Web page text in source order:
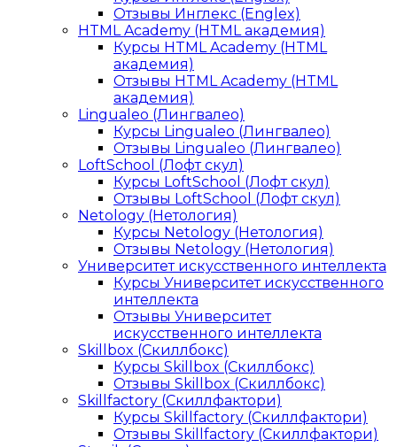
Отзывы Инглекс (Englex)
HTML Academy (HTML академия)
Курсы HTML Academy (HTML
академия)
Отзывы HTML Academy (HTML
академия)
Lingualeo (Лингвалео)
Курсы Lingualeo (Лингвалео)
Отзывы Lingualeo (Лингвалео)
LoftSchool (Лофт скул)
Курсы LoftSchool (Лофт скул)
Отзывы LoftSchool (Лофт скул)
Netology (Нетология)
Курсы Netology (Нетология)
Отзывы Netology (Нетология)
Университет искусственного интеллекта
Курсы Университет искусственного
интеллекта
Отзывы Университет
искусственного интеллекта
Skillbox (Скиллбокс)
Курсы Skillbox (Скиллбокс)
Отзывы Skillbox (Скиллбокс)
Skillfactory (Скиллфактори)
Курсы Skillfactory (Скиллфактори)
Отзывы Skillfactory (Скиллфактори)